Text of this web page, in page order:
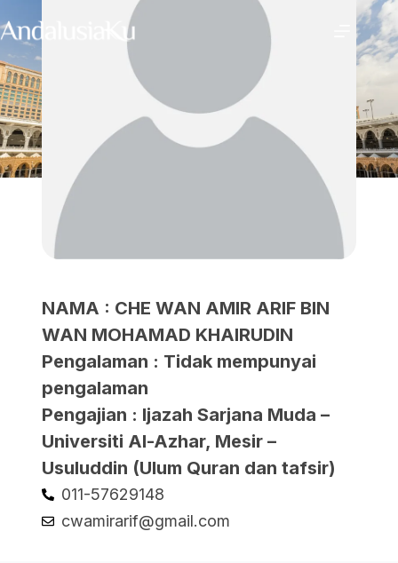
NAMA : CHE WAN AMIR ARIF BIN
WAN MOHAMAD KHAIRUDIN
Pengalaman : Tidak mempunyai
pengalaman
Pengajian : Ijazah Sarjana Muda –
Universiti Al-Azhar, Mesir –
Usuluddin (Ulum Quran dan tafsir)
011-57629148
cwamirarif@gmail.com